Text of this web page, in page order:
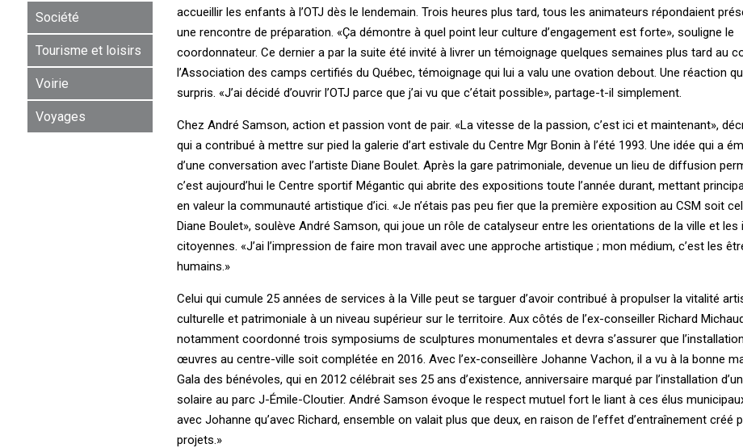
Société
Tourisme et loisirs
Voirie
Voyages
accueillir les enfants à l’OTJ dès le lendemain. Trois heures plus tard, tous les animateurs répondaient
une rencontre de préparation. «Ça démontre à quel point leur culture d’engagement est forte», souligne le
coordonnateur. Ce dernier a par la suite été invité à livrer un témoignage quelques semaines plus tard au
l’Association des camps certifiés du Québec, témoignage qui lui a valu une ovation debout. Une réaction
surpris. «J’ai décidé d’ouvrir l’OTJ parce que j’ai vu que c’était possible», partage-t-il simplement.
Chez André Samson, action et passion vont de pair. «La vitesse de la passion, c’est ici et maintenant»,
qui a contribué à mettre sur pied la galerie d’art estivale du Centre Mgr Bonin à l’été 1993. Une idée qui a
d’une conversation avec l’artiste Diane Boulet. Après la gare patrimoniale, devenue un lieu de diffusion
c’est aujourd’hui le Centre sportif Mégantic qui abrite des expositions toute l’année durant, mettant
en valeur la communauté artistique d’ici. «Je n’étais pas peu fier que la première exposition au CSM soit
Diane Boulet», soulève André Samson, qui joue un rôle de catalyseur entre les orientations de la ville et les
citoyennes. «J’ai l’impression de faire mon travail avec une approche artistique ; mon médium, c’est les
humains.»
Celui qui cumule 25 années de services à la Ville peut se targuer d’avoir contribué à propulser la vitalité
culturelle et patrimoniale à un niveau supérieur sur le territoire. Aux côtés de l’ex-conseiller Richard
notamment coordonné trois symposiums de sculptures monumentales et devra s’assurer que
œuvres au centre-ville soit complétée en 2016. Avec l’ex-conseillère Johanne Vachon, il a vu à la bonne
Gala des bénévoles, qui en 2012 célébrait ses 25 ans d’existence, anniversaire marqué par l’installation
solaire au parc J-Émile-Cloutier. André Samson évoque le respect mutuel fort le liant à ces élus
avec Johanne qu’avec Richard, ensemble on valait plus que deux, en raison de l’effet d’entraînement créé
projets.»